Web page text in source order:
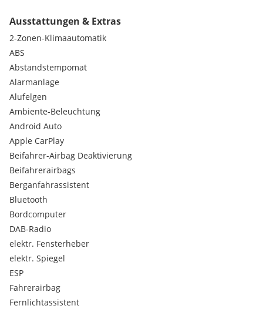
Ausstattungen & Extras
2-Zonen-Klimaautomatik
ABS
Abstandstempomat
Alarmanlage
Alufelgen
Ambiente-Beleuchtung
Android Auto
Apple CarPlay
Beifahrer-Airbag Deaktivierung
Beifahrerairbags
Berganfahrassistent
Bluetooth
Bordcomputer
DAB-Radio
elektr. Fensterheber
elektr. Spiegel
ESP
Fahrerairbag
Fernlichtassistent